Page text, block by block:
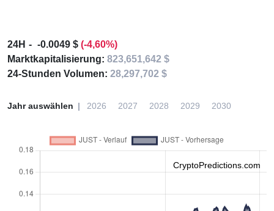
24H -0.0049 $ (-4,60%)
Marktkapitalisierung: 823,651,642 $
24-Stunden Volumen: 28,297,702 $
Jahr auswählen 2026 2027 2028 2029 2030
CryptoPredictions.com